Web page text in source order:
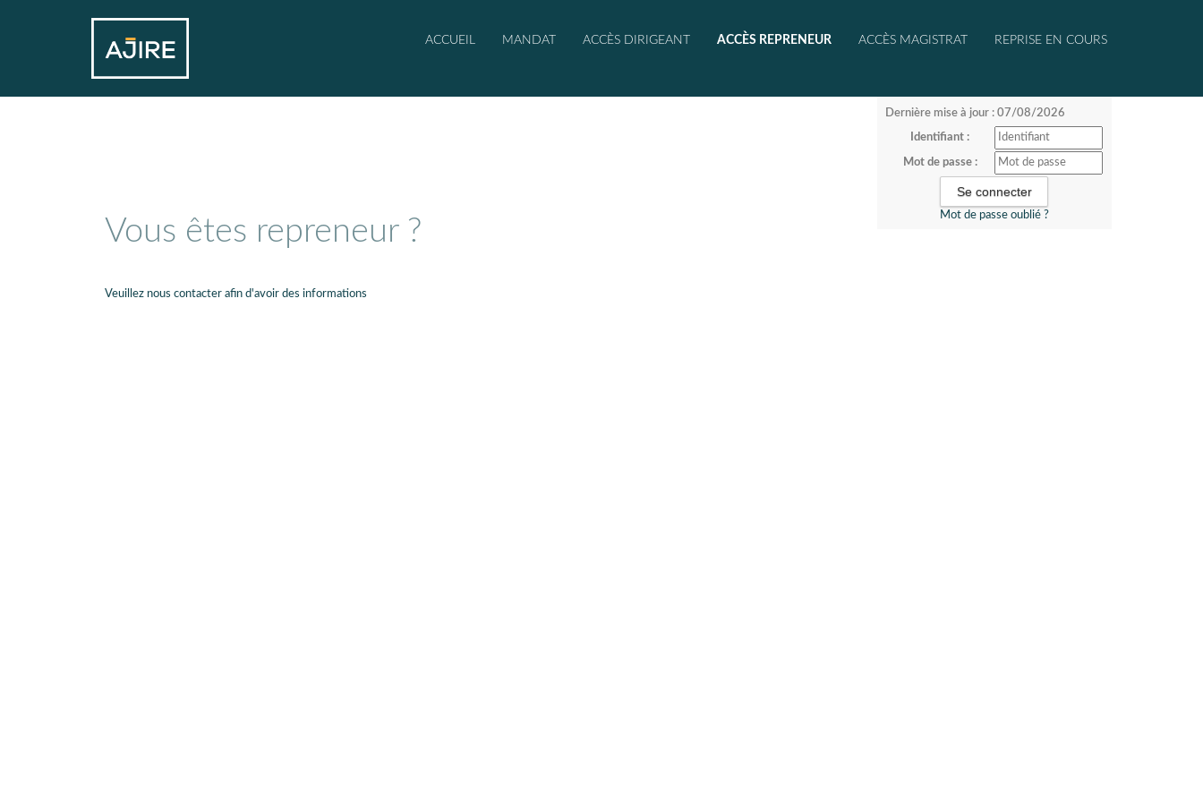
ACCUEIL MANDAT ACCÈS DIRIGEANT ACCÈS REPRENEUR ACCÈS MAGISTRAT REPRISE EN COURS
Dernière mise à jour : 07/08/2026
Identifiant :
Mot de passe :
Mot de passe oublié ?
Vous êtes repreneur ?
Veuillez nous contacter afin d'avoir des informations